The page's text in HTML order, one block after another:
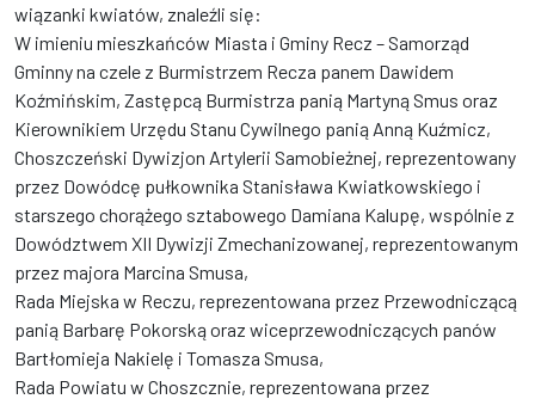
wiązanki kwiatów, znaleźli się:
W imieniu mieszkańców Miasta i Gminy Recz – Samorząd
Gminny na czele z Burmistrzem Recza panem Dawidem
Koźmińskim, Zastępcą Burmistrza panią Martyną Smus oraz
Kierownikiem Urzędu Stanu Cywilnego panią Anną Kuźmicz,
Choszczeński Dywizjon Artylerii Samobieżnej, reprezentowany
przez Dowódcę pułkownika Stanisława Kwiatkowskiego i
starszego chorążego sztabowego Damiana Kalupę, wspólnie z
Dowództwem XII Dywizji Zmechanizowanej, reprezentowanym
przez majora Marcina Smusa,
Rada Miejska w Reczu, reprezentowana przez Przewodniczącą
panią Barbarę Pokorską oraz wiceprzewodniczących panów
Bartłomieja Nakielę i Tomasza Smusa,
Rada Powiatu w Choszcznie, reprezentowana przez